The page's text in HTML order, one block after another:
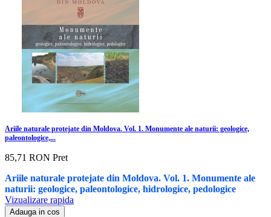
Ariile naturale protejate din Moldova. Vol. 1. Monumente ale naturii: geologice,
paleontologice,...
85,71 RON Pret
Ariile naturale protejate din Moldova. Vol. 1. Monumente ale
naturii: geologice, paleontologice, hidrologice, pedologice
Vizualizare rapida
Adauga in cos